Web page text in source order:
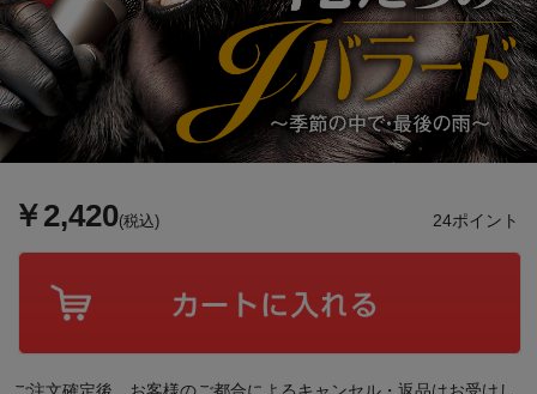
￥2,420(税込) 24ポイント
ご注文確定後、お客様のご都合によるキャンセル・返品はお受けし